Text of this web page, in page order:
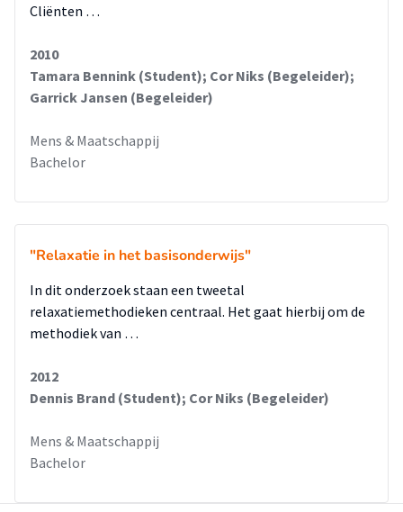
Cliënten …
2010
Tamara Bennink (Student); Cor Niks (Begeleider);
Garrick Jansen (Begeleider)
Mens & Maatschappij
Bachelor
"Relaxatie in het basisonderwijs"
In dit onderzoek staan een tweetal
relaxatiemethodieken centraal. Het gaat hierbij om de
methodiek van …
2012
Dennis Brand (Student); Cor Niks (Begeleider)
Mens & Maatschappij
Bachelor